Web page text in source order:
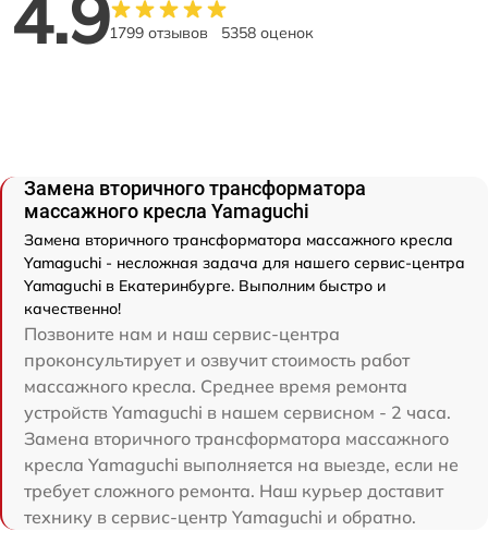
1799 отзывов 5358 оценок
Замена вторичного трансформатора
массажного кресла Yamaguchi
Замена вторичного трансформатора массажного кресла
Yamaguchi - несложная задача для нашего сервис-центра
Yamaguchi в Екатеринбурге. Выполним быстро и
качественно!
Позвоните нам и наш сервис-центра
проконсультирует и озвучит стоимость работ
массажного кресла. Среднее время ремонта
устройств Yamaguchi в нашем сервисном - 2 часа.
Замена вторичного трансформатора массажного
кресла Yamaguchi выполняется на выезде, если не
требует сложного ремонта. Наш курьер доставит
технику в сервис-центр Yamaguchi и обратно.